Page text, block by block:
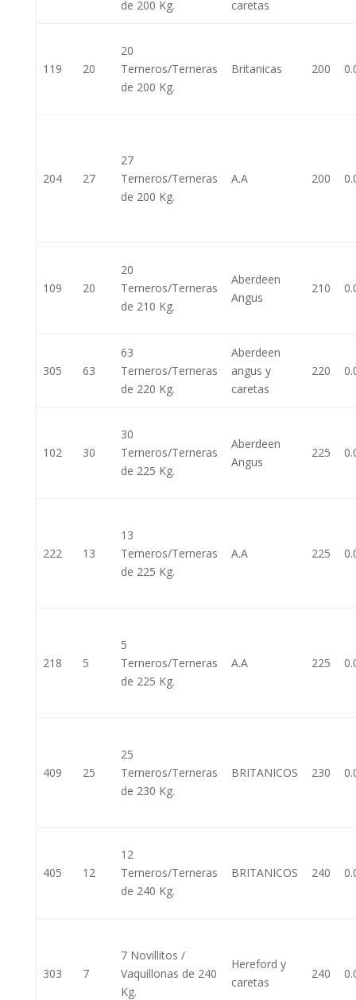
de 200 Kg. caretas
119 20
20
Terneros/Terneras
de 200 Kg.
Britanicas 200
204 27
27
Terneros/Terneras
de 200 Kg.
A.A 200
109 20
20
Terneros/Terneras
de 210 Kg.
Aberdeen
Angus
210
305 63
63
Terneros/Terneras
de 220 Kg.
Aberdeen
angus y
caretas
220
102 30
30
Terneros/Terneras
de 225 Kg.
Aberdeen
Angus
225
222 13
13
Terneros/Terneras
de 225 Kg.
A.A 225
218 5
5
Terneros/Terneras
de 225 Kg.
A.A 225
409 25
25
Terneros/Terneras
de 230 Kg.
BRITANICOS 230
405 12
12
Terneros/Terneras
de 240 Kg.
BRITANICOS 240
303 7
7 Novillitos /
Vaquillonas de 240
Kg.
Hereford y
caretas
240